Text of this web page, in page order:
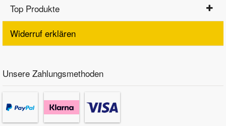
Top Produkte
Widerruf erklären
Unsere Zahlungsmethoden